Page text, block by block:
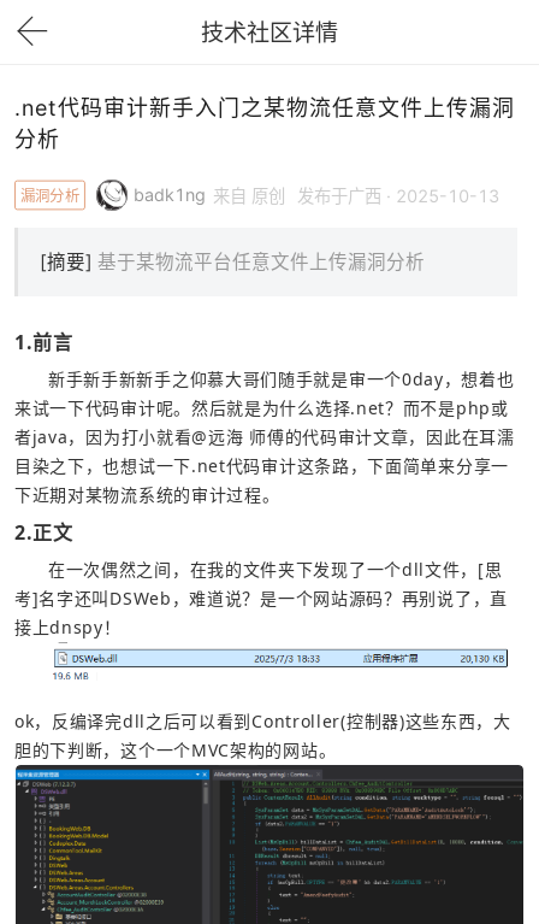
技术社区详情
下拉刷新
.net代码审计新手入门之某物流任意文件上传漏洞
分析
漏洞分析 badk1ng 来自 原创 发布于广西 · 2025-10-13
[摘要] 基于某物流平台任意文件上传漏洞分析
1.前言
新手新手新新手之仰慕大哥们随手就是审一个0day，想着也
来试一下代码审计呢。然后就是为什么选择.net？而不是php或
者java，因为打小就看@远海 师傅的代码审计文章，因此在耳濡
目染之下，也想试一下.net代码审计这条路，下面简单来分享一
下近期对某物流系统的审计过程。
2.正文
在一次偶然之间，在我的文件夹下发现了一个dll文件，[思
考]名字还叫DSWeb，难道说？是一个网站源码？再别说了，直
接上dnspy！
ok，反编译完dll之后可以看到Controller(控制器)这些东西，大
胆的下判断，这个一个MVC架构的网站。